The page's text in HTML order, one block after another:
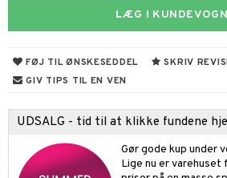
LÆG I
FØJ TIL ØNSKESEDDEL
SKRIV
GIV TIPS TIL EN VEN
UDSALG - tid til at klikke fundene
Gør gode kup under
Lige nu er
/ Kajal
øjenvipper
uden sol
& sæbe
de parfum
de toiletteprodukter